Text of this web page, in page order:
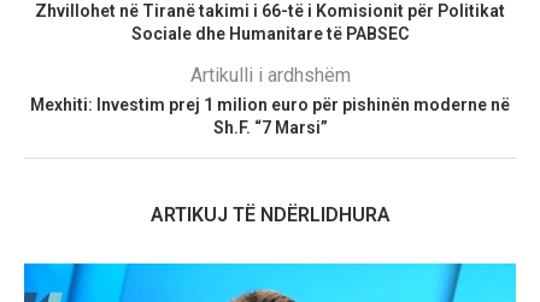
Zhvillohet në Tiranë takimi i 66-të i Komisionit për Politikat
Sociale dhe Humanitare të PABSEC
Artikulli i ardhshëm
Mexhiti: Investim prej 1 milion euro për pishinën moderne në
Sh.F. “7 Marsi”
ARTIKUJ TË NDËRLIDHURA